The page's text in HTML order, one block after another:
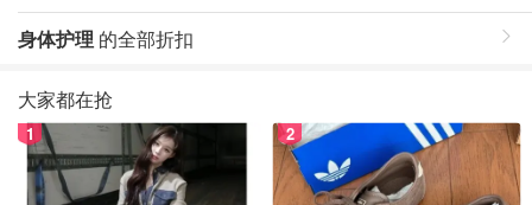
身体护理 的全部折扣
大家都在抢
1 2